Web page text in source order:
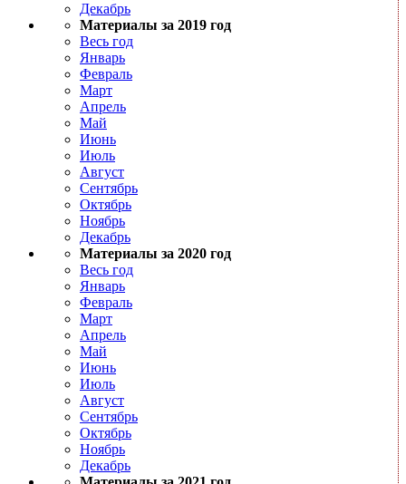
Декабрь
Материалы за 2019 год
Весь год
Январь
Февраль
Март
Апрель
Май
Июнь
Июль
Август
Сентябрь
Октябрь
Ноябрь
Декабрь
Материалы за 2020 год
Весь год
Январь
Февраль
Март
Апрель
Май
Июнь
Июль
Август
Сентябрь
Октябрь
Ноябрь
Декабрь